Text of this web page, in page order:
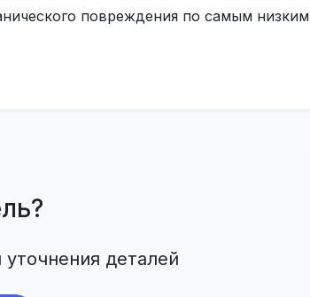
повреждения по самым низким
деталей